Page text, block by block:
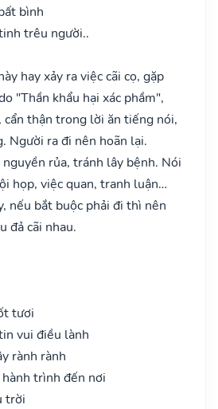
bình
trêu người..
hay xảy ra việc cãi cọ, gặp
"Thần khẩu hại xác phầm",
cẩn thận trong lời ăn tiếng nói,
Người ra đi nên hoãn lại.
rủa, tránh lây bệnh. Nói
họp, việc quan, tranh luận…
nếu bắt buộc phải đi thì nên
đả cãi nhau.
tươi
vui điều lành
rành rành
trình đến nơi
trời